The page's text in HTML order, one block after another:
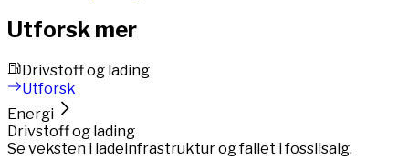
Utforsk mer
Drivstoff og lading
Utforsk
Energi
Drivstoff og lading
Se veksten i ladeinfrastruktur og fallet i fossilsalg.